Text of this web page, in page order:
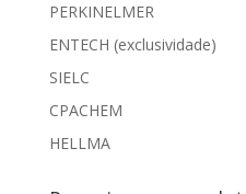
PERKINELMER
ENTECH (exclusividade)
SIELC
CPACHEM
HELLMA